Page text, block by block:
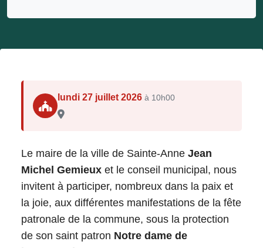
lundi 27 juillet 2026 à 10h00
Le maire de la ville de Sainte-Anne Jean
Michel Gemieux et le conseil municipal, nous
invitent à participer, nombreux dans la paix et
la joie, aux différentes manifestations de la fête
patronale de la commune, sous la protection
de son saint patron Notre dame de